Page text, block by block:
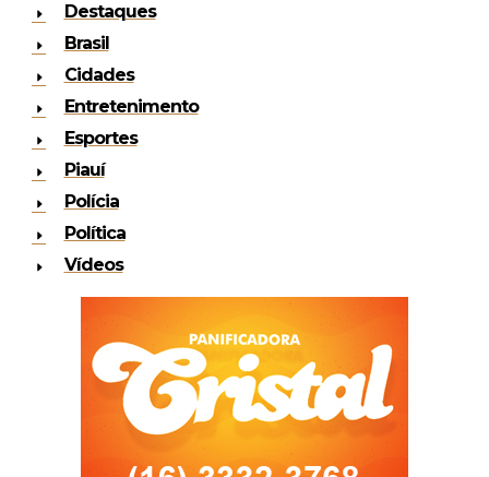
Destaques
Brasil
Cidades
Entretenimento
Esportes
Piauí
Polícia
Política
Vídeos